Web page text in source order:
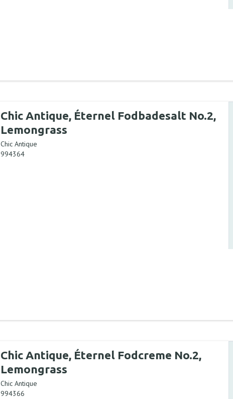
Chic Antique, Éternel Fodbadesalt No.2,
Lemongrass
Chic Antique
994364
Chic Antique, Éternel Fodcreme No.2,
Lemongrass
Chic Antique
994366